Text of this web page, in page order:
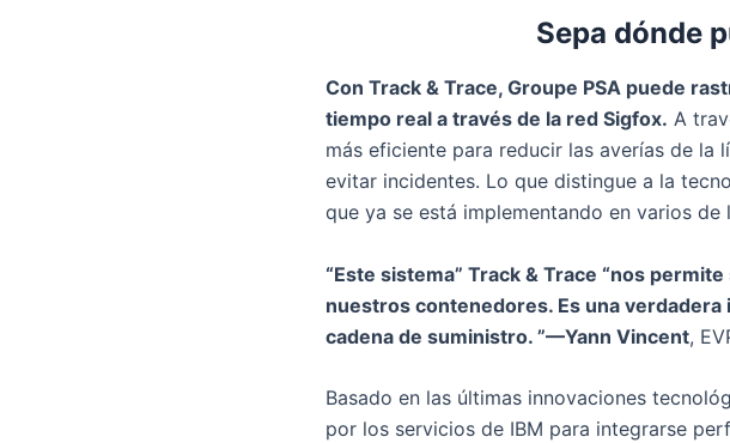
Sepa dónde
Con Track & Trace, Groupe PSA puede
tiempo real a través de la red Sigfox. A
más eficiente para reducir las averías de la
evitar incidentes. Lo que distingue a la
que ya se está implementando en varios
“Este sistema” Track & Trace “nos
nuestros contenedores. Es una
cadena de suministro. ”—Yann Vincent,
Basado en las últimas innovaciones
por los servicios de IBM para integrarse